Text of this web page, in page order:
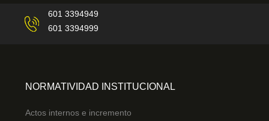
601 3394949
601 3394999
NORMATIVIDAD INSTITUCIONAL
Actos internos e incremento